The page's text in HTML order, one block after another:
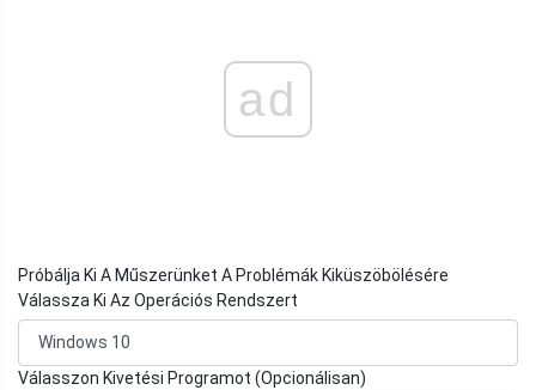
ad
Próbálja Ki A Műszerünket A Problémák Kiküszöbölésére
Válassza Ki Az Operációs Rendszert
Válasszon Kivetési Programot (Opcionálisan)